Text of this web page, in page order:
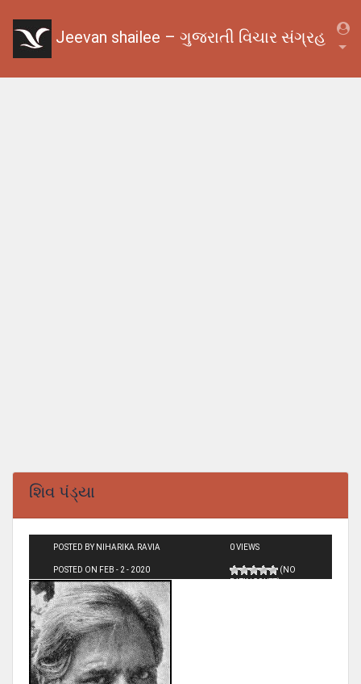
Jeevan shailee – ગુજરાતી વિચાર સંગ્રહ
શિવ પંડ્યા
POSTED BY NIHARIKA.RAVIA
POSTED ON FEB - 2 - 2020
0 VIEWS
(NO
RATINGS YET)